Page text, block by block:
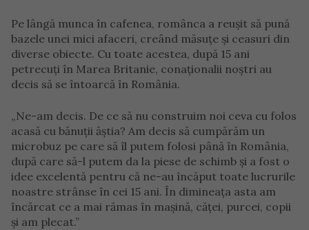
Pe lângă munca în cafenea, românca a reușit să pună
bazele unei mici afaceri, creând măsuțe și ceasuri din
diverse obiecte. Cu toate acestea, după 15 ani
petrecuți în Marea Britanie, conaționalii noștri au
decis să se întoarcă în România.
„Ne-am decis. De ce să nu construim noi ceva cu folos
acasă cu bănuții ăștia? Am decis să cumpărăm un
microbuz pe care să îl putem folosi până în România,
după care să-l putem da la piese de schimb și a fost o
idee excelentă pentru că ne-au încăput toate lucrurile
noastre strânse în cei 15 ani. În dimineața asta am
încărcat ce a mai rămas în mașină, căței, purcei, copii
și am plecat.”